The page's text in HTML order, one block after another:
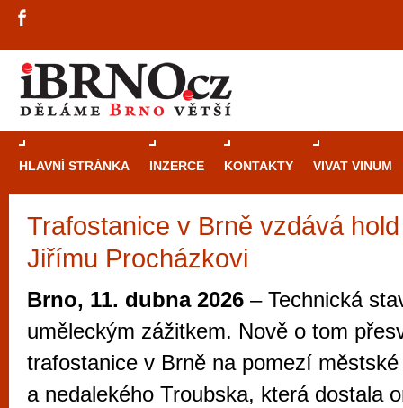
HLAVNÍ STRÁNKA INZERCE KONTAKTY VIVAT VINUM
Trafostanice v Brně vzdává
Jiřímu Procházkovi
Brno, 11. dubna 2026 – Technická
uměleckým zážitkem. Nově o tom
trafostanice v Brně na pomezí
a nedalekého Troubska, která dostala
Průvodce
Brno je
zajímavé
restaurace,
Mimo jiné je ale také místem, kde si